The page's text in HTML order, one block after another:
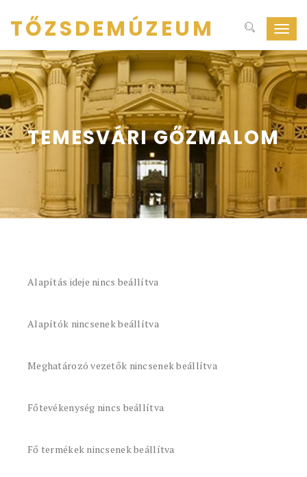
ki-
be
TŐZSDEMÚZEUM
TEMESVÁRI GŐZMALOM
Alapítás ideje nincs beállítva
Alapítók nincsenek beállítva
Meghatározó vezetők nincsenek beállítva
Főtevékenység nincs beállítva
Fő termékek nincsenek beállítva